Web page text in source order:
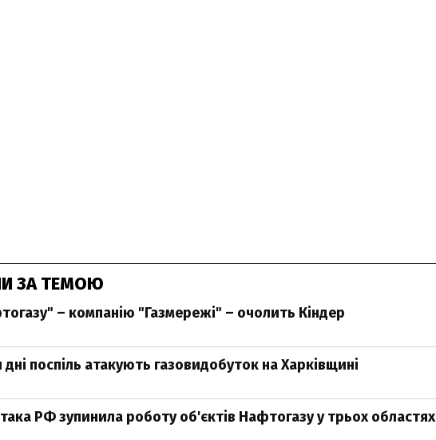
ЗА ТЕМОЮ
– компанію "Газмережі" – очолить Кіндер
дні поспіль атакують газовидобуток на Харківщині
РФ зупинила роботу об'єктів Нафтогазу у трьох областях